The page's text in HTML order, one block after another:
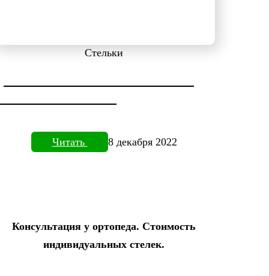
Стельки
Читать 8 декабря 2022
Консультация у ортопеда. Стоимость
индивидуальных стелек.